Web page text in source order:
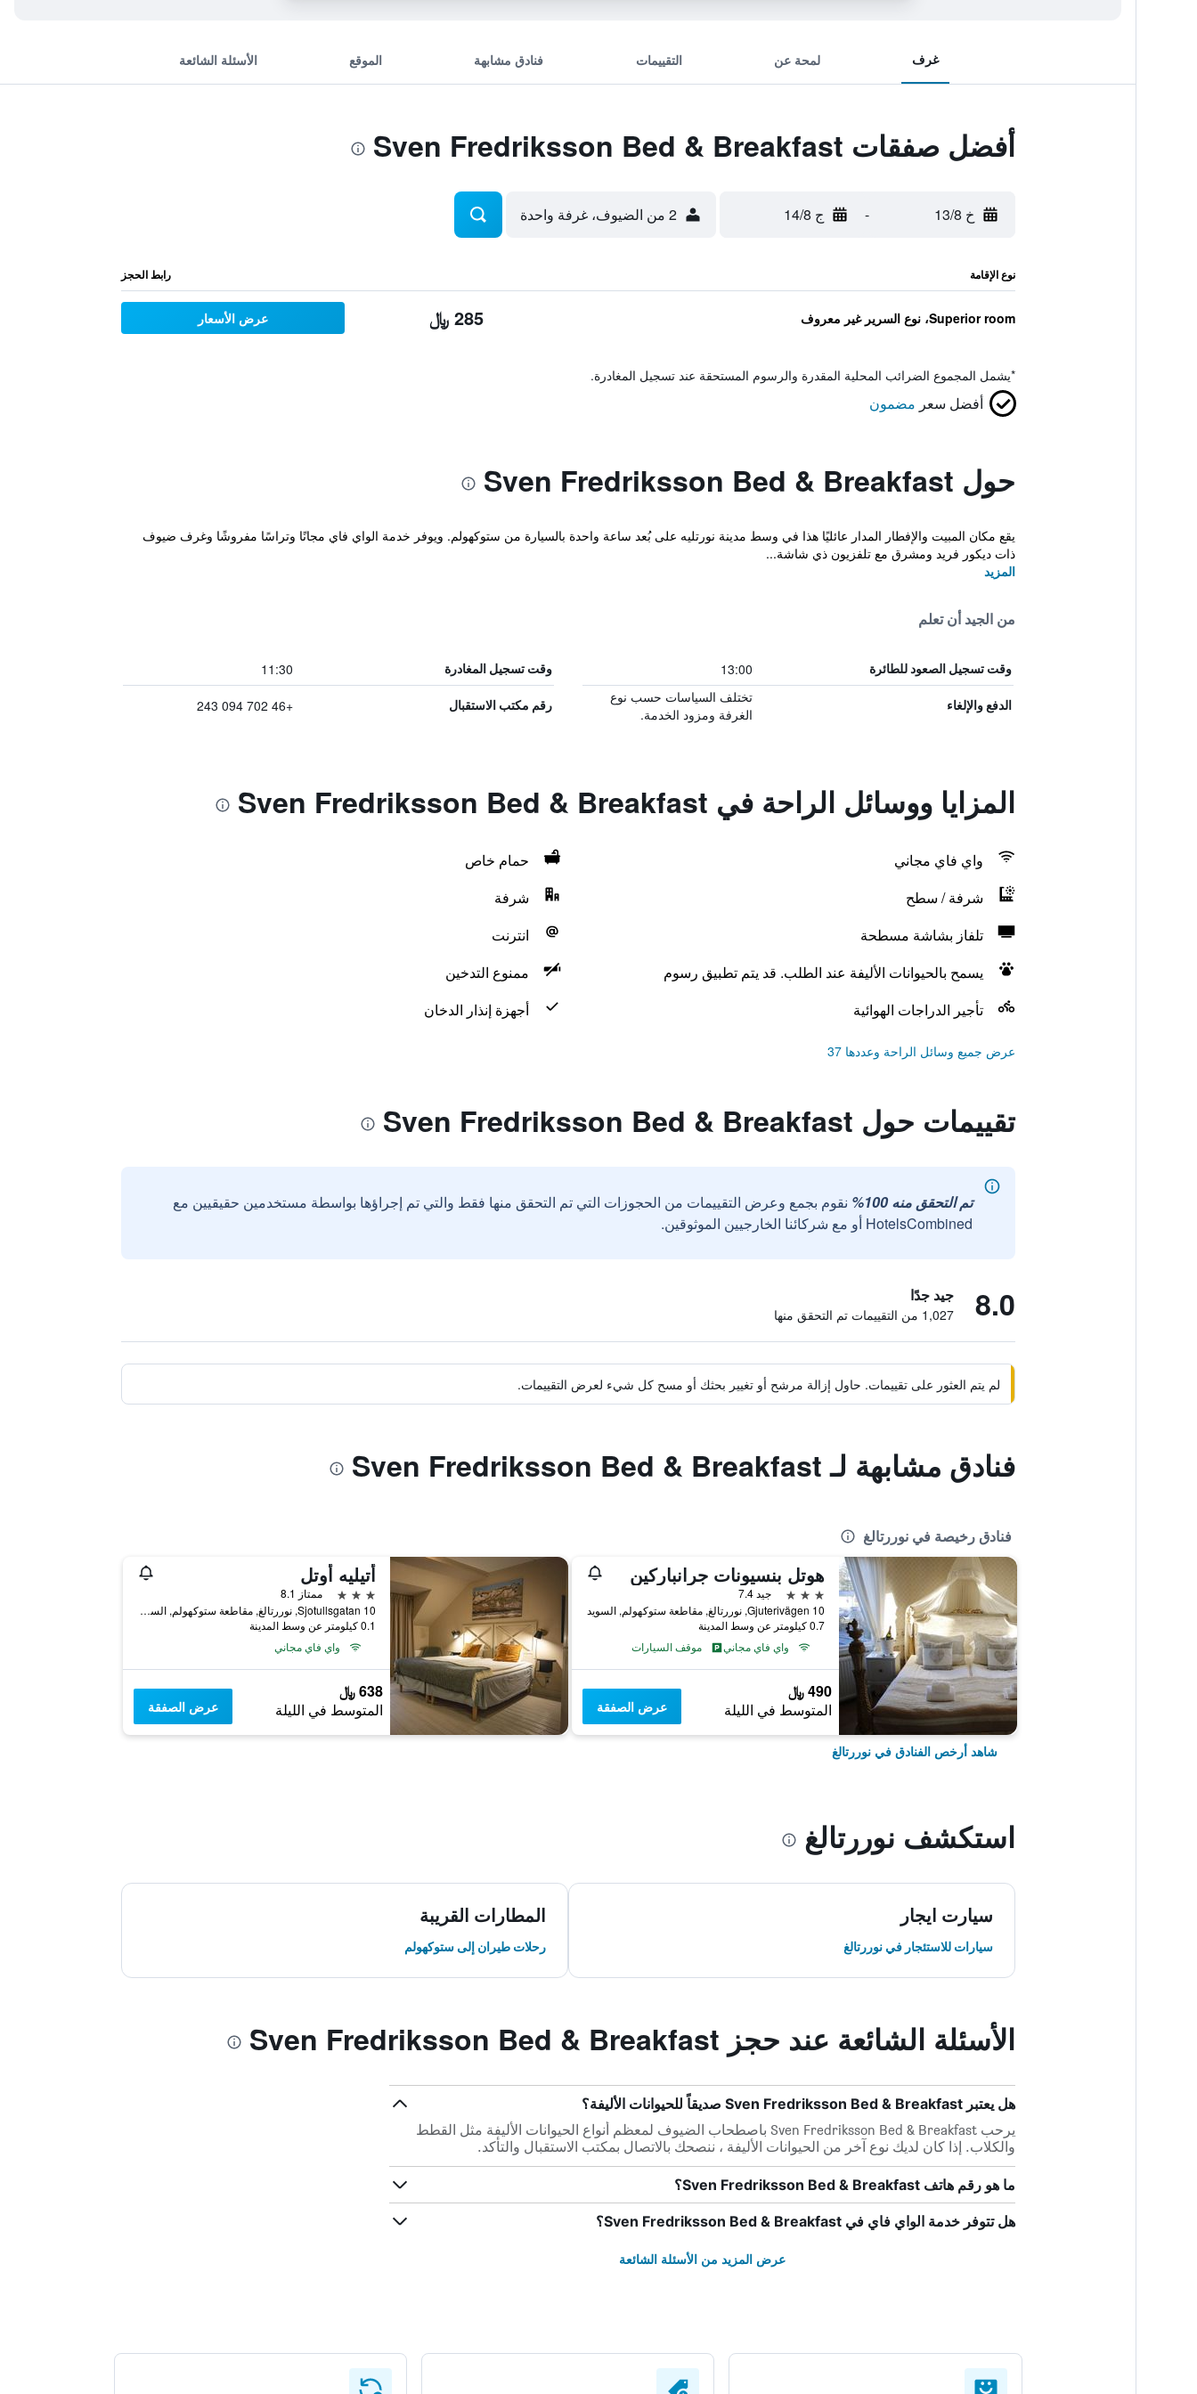
غرف لمحة عن التقييمات فنادق مشابهة الموقع الأسئلة الشائعة
أفضل صفقات Sven Fredriksson Bed & Breakfast
خ 13/8 - ج 14/8 2 من الضيوف، غرفة واحدة
نوع الإقامة رابط الحجز
Superior room، نوع السرير غير معروف 285 ﷼ عرض الأسعار
*يشمل المجموع الضرائب المحلية المقدرة والرسوم المستحقة عند تسجيل المغادرة.
أفضل سعر مضمون
حول Sven Fredriksson Bed & Breakfast
يقع مكان المبيت والإفطار المدار عائليًا هذا في وسط مدينة نورتليه على بُعد ساعة واحدة بالسيارة من ستوكهولم. ويوفر خدمة الواي فاي مجانًا وتراسًا مفروشًا وغرف ضيوف
ذات ديكور فريد ومشرق مع تلفزيون ذي شاشة...
المزيد
من الجيد أن تعلم
وقت تسجيل الصعود للطائرة 13:00 وقت تسجيل المغادرة 11:30
الدفع والإلغاء
تختلف السياسات حسب نوع
الغرفة ومزود الخدمة.
رقم مكتب الاستقبال +46 702 094 243
المزايا ووسائل الراحة في Sven Fredriksson Bed & Breakfast
واي فاي مجاني
حمام خاص
شرفة / سطح
شرفة
تلفاز بشاشة مسطحة
انترنت
يسمح بالحيوانات الأليفة عند الطلب. قد يتم تطبيق رسوم
ممنوع التدخين
تأجير الدراجات الهوائية
أجهزة إنذار الدخان
عرض جميع وسائل الراحة وعددها 37
تقييمات حول Sven Fredriksson Bed & Breakfast
تم التحقق منه 100%
نقوم بجمع وعرض التقييمات من الحجوزات التي تم التحقق منها فقط والتي تم إجراؤها بواسطة مستخدمين حقيقيين مع
HotelsCombined أو مع شركائنا الخارجيين الموثوقين.
8.0 جيد جدًا
1,027 من التقييمات تم التحقق منها
لم يتم العثور على تقييمات. حاول إزالة مرشح أو تغيير بحثك أو مسح كل شيء لعرض التقييمات.
فنادق مشابهة لـ Sven Fredriksson Bed & Breakfast
فنادق رخيصة في نوررتالغ
هوتل بنسيونات جرانباركين
3 نجوم
جيد 7.4
Gjuterivägen 10, نوررتالغ, مقاطعة ستوكهولم, السويد
0.7 كيلومتر عن وسط المدينة
واي فاي مجاني
موقف السيارات
490 ﷼
المتوسط في الليلة عرض الصفقة
أتيليه أوتل
3 نجوم
ممتاز 8.1
Sjotullsgatan 10, نوررتالغ, مقاطعة ستوكهولم, السويد
0.1 كيلومتر عن وسط المدينة
واي فاي مجاني
638 ﷼
المتوسط في الليلة عرض الصفقة
شاهد أرخص الفنادق في نوررتالغ
استكشف نوررتالغ
سيارت ايجار
سيارات للاستئجار في نوررتالغ
المطارات القريبة
رحلات طيران إلى ستوكهولم
الأسئلة الشائعة عند حجز Sven Fredriksson Bed & Breakfast
هل يعتبر Sven Fredriksson Bed & Breakfast صديقاً للحيوانات الأليفة؟
يرحب Sven Fredriksson Bed & Breakfast باصطحاب الضيوف لمعظم أنواع الحيوانات الأليفة مثل القطط
والكلاب. إذا كان لديك نوع آخر من الحيوانات الأليفة ، ننصحك بالاتصال بمكتب الاستقبال والتأكد.
ما هو رقم هاتف Sven Fredriksson Bed & Breakfast؟
هل تتوفر خدمة الواي فاي في Sven Fredriksson Bed & Breakfast؟
عرض المزيد من الأسئلة الشائعة